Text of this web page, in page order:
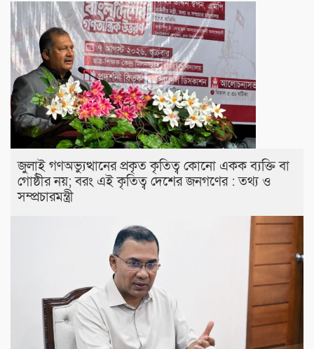
জুলাই গণঅভ্যুত্থানের প্রকৃত কৃতিত্ব কোনো একক ব্যক্তি বা
গোষ্ঠীর নয়; বরং এই কৃতিত্ব দেশের জনগণের : তথ্য ও
সম্প্রচারমন্ত্রী